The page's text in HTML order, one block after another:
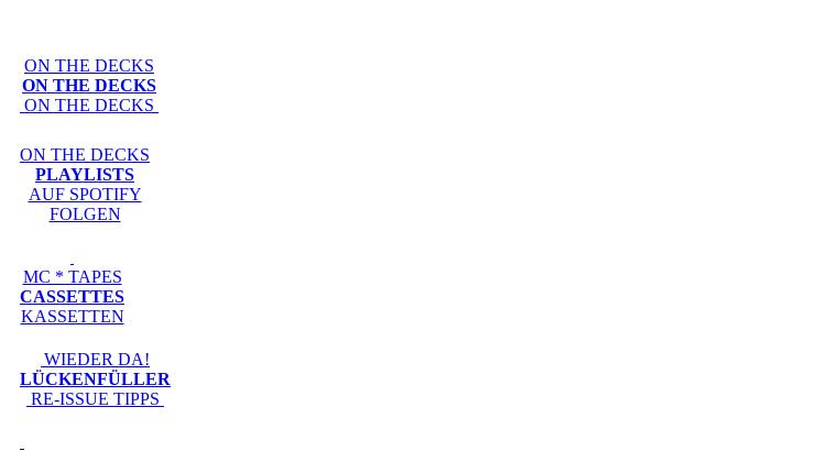
ON THE DECKS
ON THE DECKS
ON THE DECKS
ON THE DECKS
PLAYLISTS
AUF SPOTIFY
FOLGEN
MC * TAPES
CASSETTES
KASSETTEN
WIEDER DA!
LÜCKENFÜLLER
RE-ISSUE TIPPS